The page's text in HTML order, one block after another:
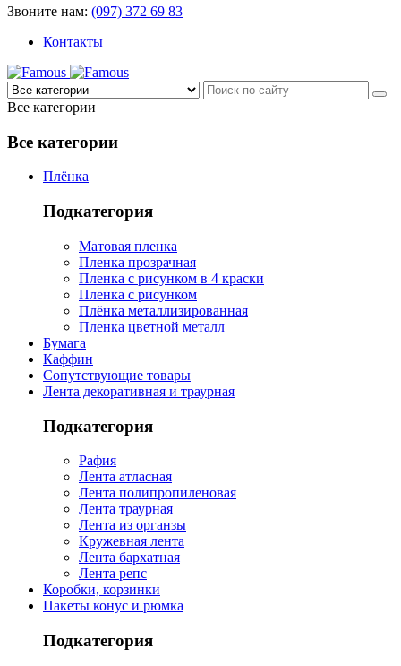
Звоните нам: (097) 372 69 83
Контакты
Все категории
Все категории
Плёнка
Подкатегория
Матовая пленка
Пленка прозрачная
Пленка с рисунком в 4 краски
Пленка с рисунком
Плёнка металлизированная
Пленка цветной металл
Бумага
Каффин
Сопутствующие товары
Лента декоративная и траурная
Подкатегория
Рафия
Лента атласная
Лента полипропиленовая
Лента траурная
Лента из органзы
Кружевная лента
Лента бархатная
Лента репс
Коробки, корзинки
Пакеты конус и рюмка
Подкатегория